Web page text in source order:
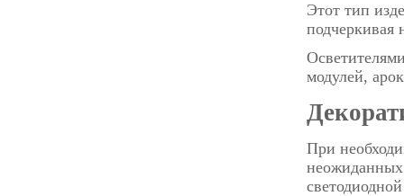
Этот тип
подчеркивая
модулей,
При